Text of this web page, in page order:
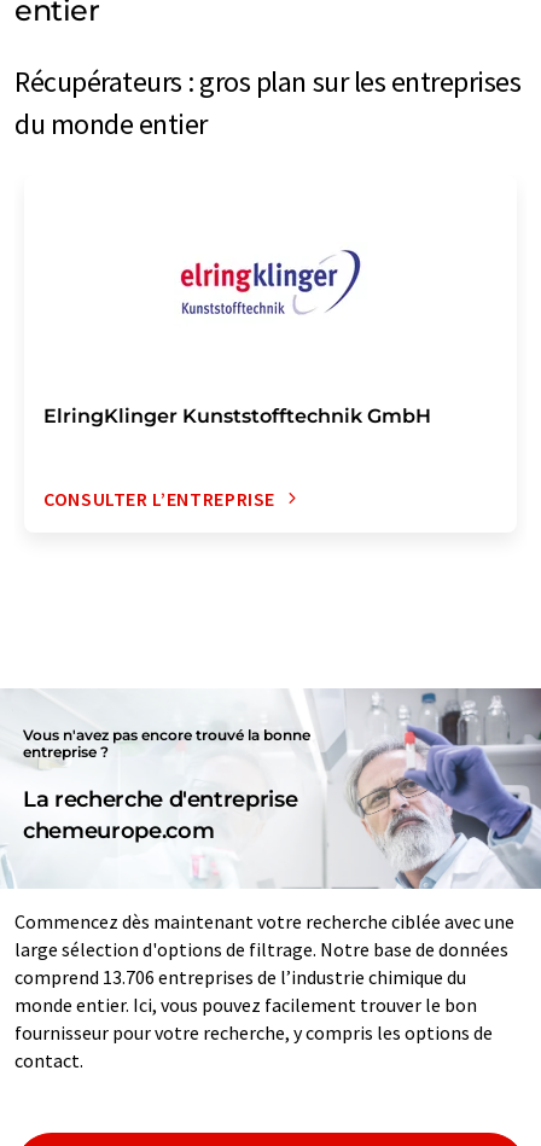
entier
Récupérateurs : gros plan sur les entreprises
du monde entier
ElringKlinger Kunststofftechnik GmbH
CONSULTER L’ENTREPRISE
Vous n'avez pas encore trouvé la bonne
entreprise ?
La recherche d'entreprise
chemeurope.com
Commencez dès maintenant votre recherche ciblée avec une
large sélection d'options de filtrage. Notre base de données
comprend 13.706 entreprises de l’industrie chimique du
monde entier. Ici, vous pouvez facilement trouver le bon
fournisseur pour votre recherche, y compris les options de
contact.